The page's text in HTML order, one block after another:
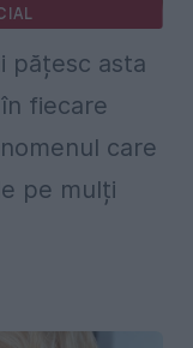
pățesc asta
fiecare
care
pe mulți